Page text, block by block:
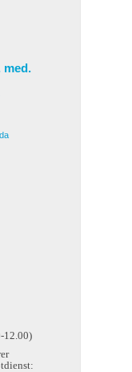
med.
12.00)